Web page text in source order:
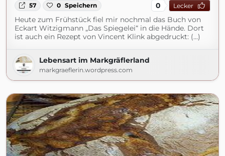
57 0 Speichern 0 Lecker
Heute zum Frühstück fiel mir nochmal das Buch von
Eckart Witzigmann „Das Spiegelei“ in die Hände. Dort
ist auch ein Rezept von Vincent Klink abgedruckt: (...)
Lebensart im Markgräflerland
markgraeflerin.wordpress.com